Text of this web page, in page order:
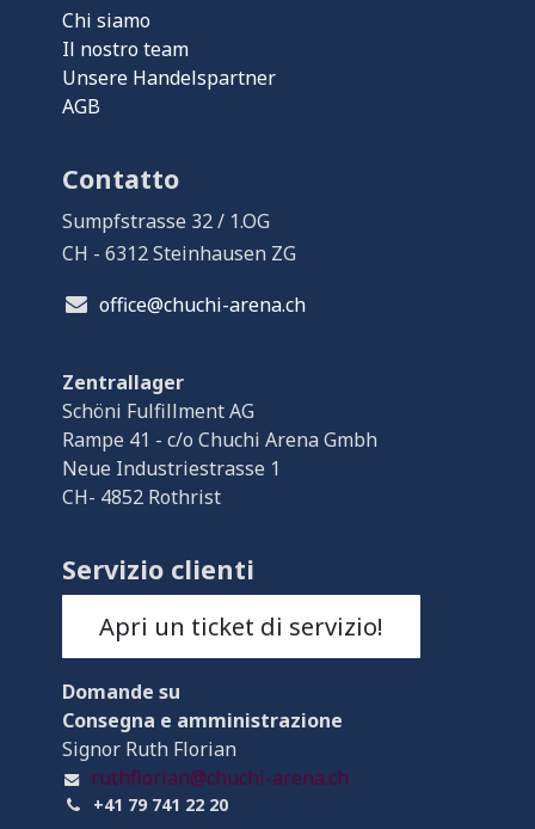
Chi siamo
Il nostro team
Unsere Handelspartner
AGB
Contatto
Sumpfstrasse 32 / 1.OG
CH - 6312 Steinhausen ZG
office@chuchi-arena.ch
Zentrallager
Schöni Fulfillment AG
Rampe 41 - c/o Chuchi Arena Gmbh
Neue Industriestrasse 1
CH- 4852 Rothrist
Servizio clienti
Apri un ticket di servizio!
Domandesu
Consegna e amministrazione
Signor Ruth Florian
ruthflorian@chuchi-arena.ch
+41 79 741 22 20